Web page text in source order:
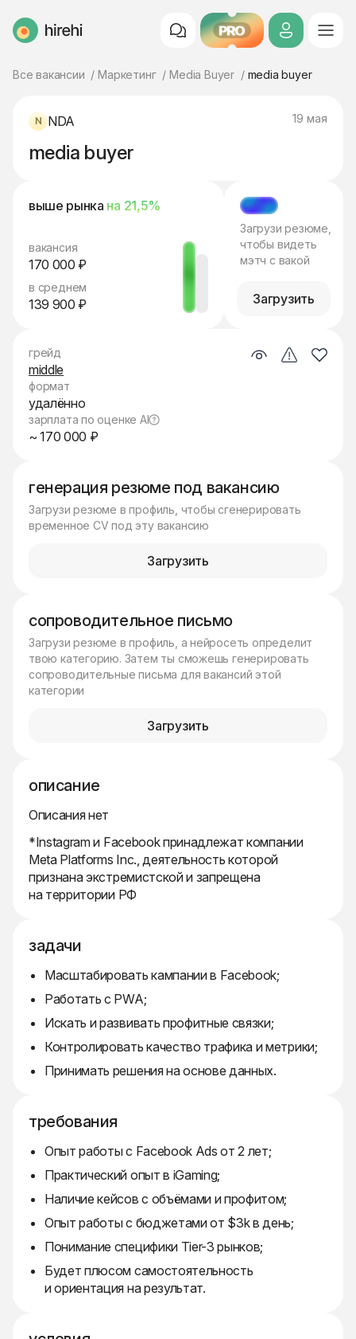
HireHi PRO
Все вакансии Маркетинг Media Buyer media buyer
NDA 19 мая
media buyer
выше рынка на 21,5%
вакансия
170 000 ₽
в среднем
139 900 ₽
МЭТЧ
Загрузи резюме,
чтобы видеть
мэтч с вакой
Загрузить
генерация резюме под вакансию
Загрузи резюме в профиль, чтобы сгенерировать
временное CV под эту вакансию
Загрузить
сопроводительное письмо
Загрузи резюме в профиль, а нейросеть определит
твою категорию. Затем ты сможешь генерировать
сопроводительные письма для вакансий этой
категории
Загрузить
описание
Описания нет
*Instagram и Facebook принадлежат компании
Meta Platforms Inc., деятельность которой
признана экстремистской и запрещена
на территории РФ
задачи
Масштабировать кампании в Facebook;
Работать с PWA;
Искать и развивать профитные связки;
Контролировать качество трафика и метрики;
Принимать решения на основе данных.
требования
Опыт работы с Facebook Ads от 2 лет;
Практический опыт в iGaming;
Наличие кейсов с объёмами и профитом;
Опыт работы с бюджетами от $3k в день;
Понимание специфики Tier-3 рынков;
Будет плюсом самостоятельность
и ориентация на результат.
грейд
middle
формат
удалённо
зарплата по оценке AI
~ 170 000 ₽